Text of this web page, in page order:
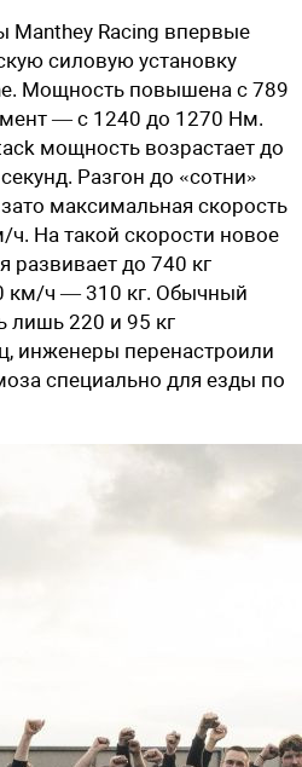
Manthey Racing впервые
силовую установку
Мощность повышена с 789
— с 1240 до 1270 Нм.
мощность возрастает до
Разгон до «сотни»
максимальная скорость
На такой скорости новое
развивает до 740 кг
км/ч — 310 кг. Обычный
лишь 220 и 95 кг
инженеры перенастроили
специально для езды по